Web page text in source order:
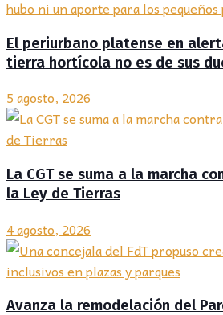
El periurbano platense en
tierra hortícola no es de sus
5 agosto, 2026
La CGT se suma a la marcha
la Ley de Tierras
4 agosto, 2026
Avanza la remodelación del